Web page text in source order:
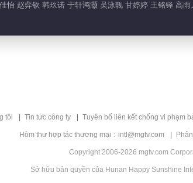
怡 赵弈钦 韩玖诺 于轩鸿灏 吴泳靓 甘婷婷 王铭铎 高
tôi Tin tức công ty Tuyên bố liên kết chống vi phạm
Hòm thư hợp tác thương mại：intl@mgtv.com
Copyright 2006-2026 mgtv.com
Sở hữu bản quyền của Hunan Happy Sunshine